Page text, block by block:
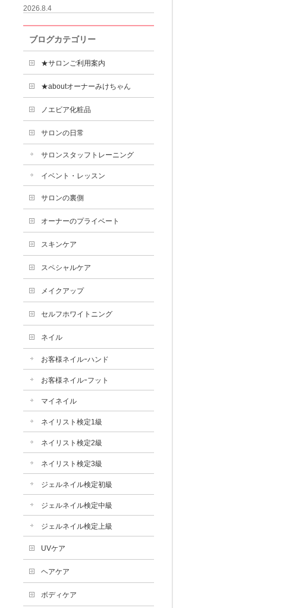
2026.8.4
ブログカテゴリー
★サロンご利用案内
★aboutオーナーみけちゃん
ノエビア化粧品
サロンの日常
サロンスタッフトレーニング
イベント・レッスン
サロンの裏側
オーナーのプライベート
スキンケア
スペシャルケア
メイクアップ
セルフホワイトニング
ネイル
お客様ネイルｰハンド
お客様ネイルｰフット
マイネイル
ネイリスト検定1級
ネイリスト検定2級
ネイリスト検定3級
ジェルネイル検定初級
ジェルネイル検定中級
ジェルネイル検定上級
UVケア
ヘアケア
ボディケア